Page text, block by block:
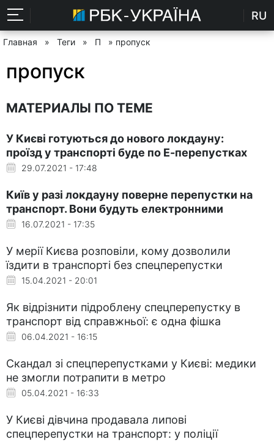
RU
Главная » Теги » П » пропуск
пропуск
МАТЕРИАЛЫ ПО ТЕМЕ
У Києві готуються до нового локдауну:
проїзд у транспорті буде по Е-перепустках
29.07.2021 - 17:48
Київ у разі локдауну поверне перепустки на
транспорт. Вони будуть електронними
16.07.2021 - 17:35
У мерії Києва розповіли, кому дозволили
їздити в транспорті без спецперепустки
15.04.2021 - 20:01
Як відрізнити підроблену спецперепустку в
транспорт від справжньої: є одна фішка
06.04.2021 - 16:15
Скандал зі спецперепустками у Києві: медики
не змогли потрапити в метро
05.04.2021 - 16:33
У Києві дівчина продавала липові
спецперепустки на транспорт: у поліції